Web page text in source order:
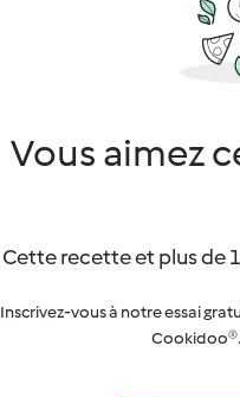
Vous aimez
Cette recette et plus de
Inscrivez-vous à notre essai